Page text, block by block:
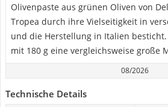
Olivenpaste aus grünen Oliven von
Tropea durch ihre Vielseitigkeit in
und die Herstellung in Italien
mit 180 g eine vergleichsweise große
08/2026
Technische Details